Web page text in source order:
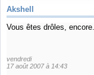
Akshell
Vous êtes drôles, encore.
vendredi
17 août 2007 à 14:43